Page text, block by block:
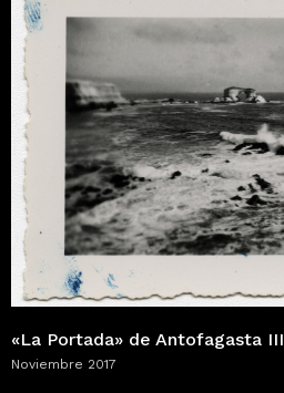
«La Portada» de Antofagasta III
Noviembre 2017